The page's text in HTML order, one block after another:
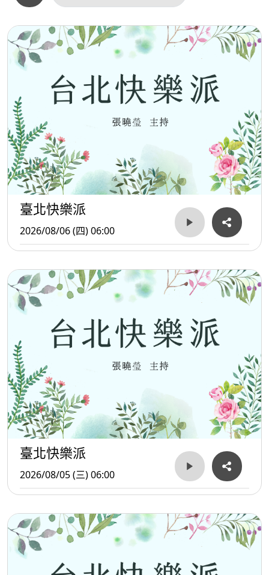
臺北快樂派
2026/08/06 (四) 06:00
臺北快樂派
2026/08/05 (三) 06:00